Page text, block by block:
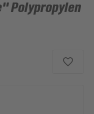
Polypropylen